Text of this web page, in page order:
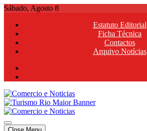
Skip
content
Sábado, Agosto 8
Estatuto Editorial
Ficha Técnica
Contactos
Arquivo Notícias
Comercio e Noticias
Notícias e Publicidade Online